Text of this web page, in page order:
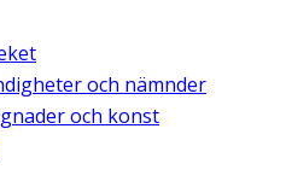
och nämnder
och konst